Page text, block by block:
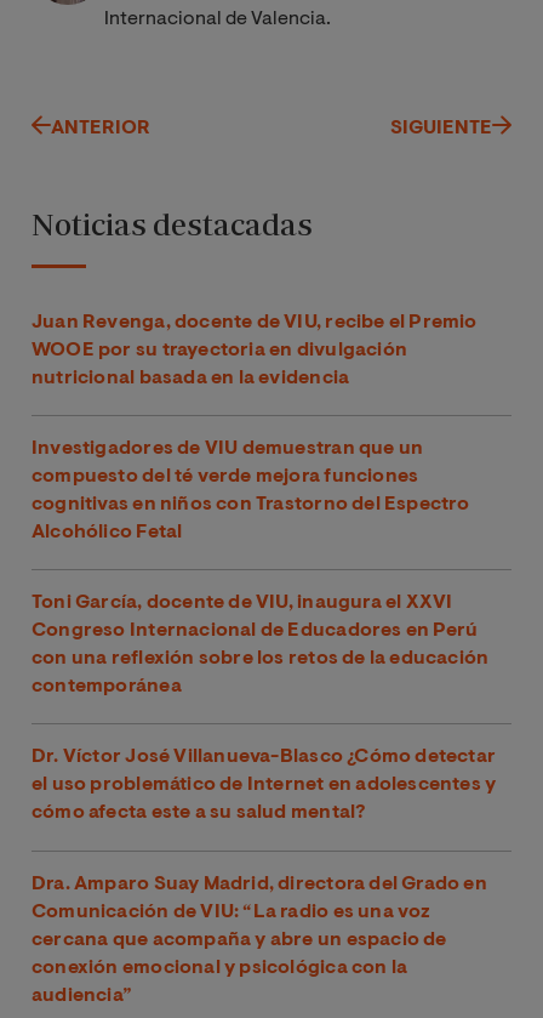
Internacional de Valencia.
ANTERIOR SIGUIENTE
Noticias destacadas
Juan Revenga, docente de VIU, recibe el Premio
WOOE por su trayectoria en divulgación
nutricional basada en la evidencia
Investigadores de VIU demuestran que un
compuesto del té verde mejora funciones
cognitivas en niños con Trastorno del Espectro
Alcohólico Fetal
Toni García, docente de VIU, inaugura el XXVI
Congreso Internacional de Educadores en Perú
con una reflexión sobre los retos de la educación
contemporánea
Dr. Víctor José Villanueva-Blasco ¿Cómo detectar
el uso problemático de Internet en adolescentes y
cómo afecta este a su salud mental?
Dra. Amparo Suay Madrid, directora del Grado en
Comunicación de VIU: “La radio es una voz
cercana que acompaña y abre un espacio de
conexión emocional y psicológica con la
audiencia”